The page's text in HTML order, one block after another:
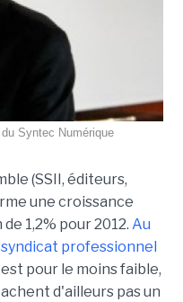
Syntec Numérique
(SSII, éditeurs,
une croissance
1,2% pour 2012. Au
professionnel
pour le moins faible,
d'ailleurs pas un